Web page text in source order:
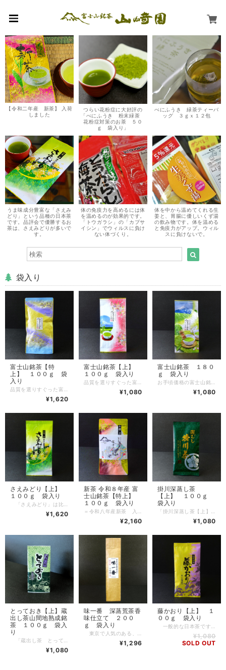
【令和二年産 新茶】 入荷
しました
つらい花粉症に大好評の
「べにふうき 粉末緑茶
花粉症対策のお茶 ５０
ｇ 袋入り」
べにふうき 緑茶ティーバ
ッグ ３ｇｘ１２包
うま味成分豊富な「さえみ
どり」という品種の日本茶
です。品評会で優勝するお
茶は、さえみどりが多いで
す。
体の免疫力を高めるには体
を温めるのが効果的です。
「トウガラシ」の「カプサ
イシン」でウィルスに負け
ない体づくり。
体を中から温めてくれる生
姜と、胃腸に優しいくず湯
の飲み物です。体を温める
と免疫力がアップ。ウィル
スに負けないで。
袋入り
富士山銘茶【特
上】 １００ｇ 袋
入り
¥1,620
富士山銘茶【上】
１００ｇ 袋入り
¥1,080
富士山銘茶 １８０
ｇ 袋入り
¥1,080
さえみどり【上】
１００ｇ 袋入り
¥1,620
新茶 令和８年産 富
士山銘茶【特上】
１００ｇ 袋入り
¥2,160
掛川深蒸し茶
【上】 １００ｇ
袋入り
¥1,080
とっておき【上】蔵
出し茶山間地熟成銘
茶 １００ｇ 袋入
り
¥1,080
味一番 深蒸荒茶香
味仕立て ２００
ｇ 袋入り
¥1,296
藤かおり【上】 １
００ｇ 袋入り
¥1,080
SOLD OUT